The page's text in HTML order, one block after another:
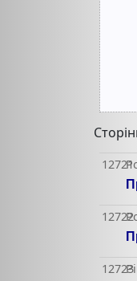
12721
12722
12723